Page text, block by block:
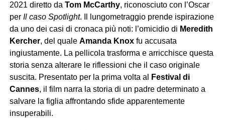
2021 diretto da Tom McCarthy, riconosciuto con l’Oscar
per Il caso Spotlight. Il lungometraggio prende ispirazione
da uno dei casi di cronaca più noti: l’omicidio di Meredith
Kercher, del quale Amanda Knoxfu accusata
ingiustamente. La pellicola trasforma e arricchisce questa
storia senza alterare le riflessioni che il caso originale
suscita. Presentato per la prima volta al
Festival di
Cannes, il film narra la storia di un padre determinato a
salvare la figlia affrontando sfide apparentemente
insuperabili.